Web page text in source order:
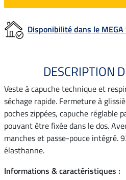
Disponibilité dans le MEGA
DESCRIPTION
Veste à capuche technique et
séchage rapide. Fermeture à
poches zippées, capuche réglable
pouvant être fixée dans le dos.
manches et passe-pouce intégré.
élasthanne.
Informations & caractéristiques :